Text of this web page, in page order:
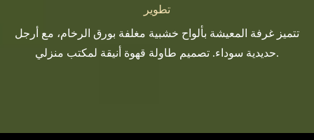
تطوير
تتميز غرفة المعيشة بألواح خشبية مغلفة بورق الرخام، مع أرجل
حديدية سوداء. تصميم طاولة قهوة أنيقة لمكتب منزلي.